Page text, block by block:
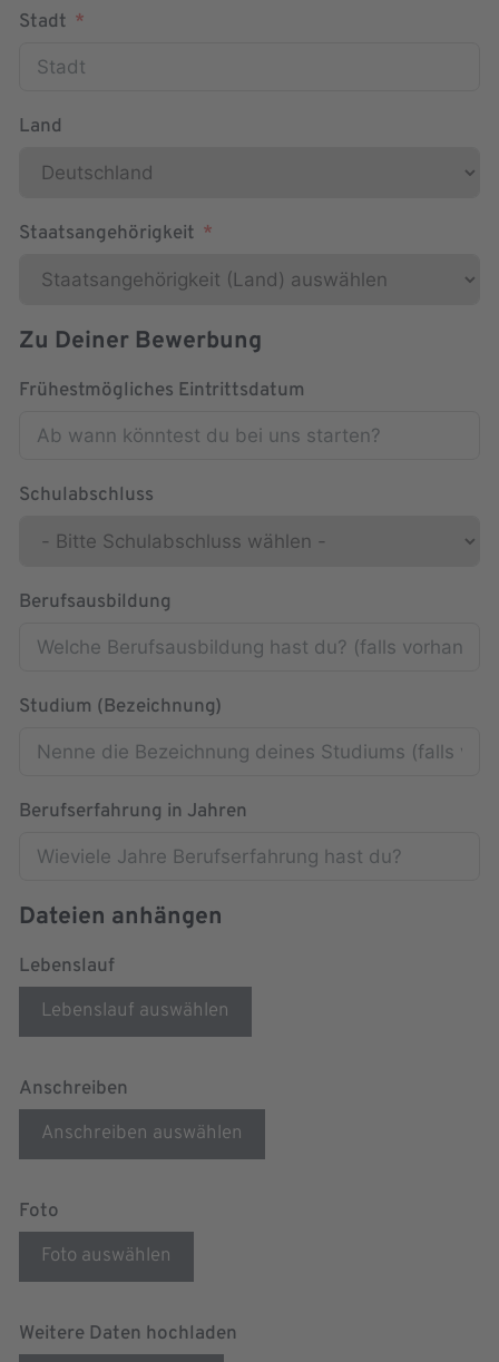
Stadt
Land
Staatsangehörigkeit
Zu Deiner Bewerbung
Frühestmögliches Eintrittsdatum
Schulabschluss
Berufsausbildung
Studium (Bezeichnung)
Berufserfahrung in Jahren
Dateien anhängen
Lebenslauf
Lebenslauf auswählen
Anschreiben
Anschreiben auswählen
Foto
Foto auswählen
Weitere Daten hochladen